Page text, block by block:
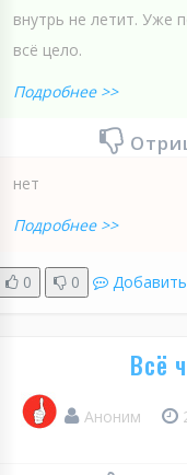
внутрь не летит. Уже
всё цело.
Подробнее >>
нет
Подробнее >>
0 0
Всё
Аноним